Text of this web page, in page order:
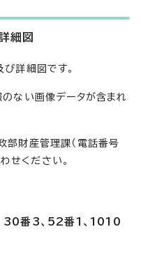
細図
詳細図です。
ない画像データが含まれ
部財産管理課（電話番号
ください。
番3、52番1、1010